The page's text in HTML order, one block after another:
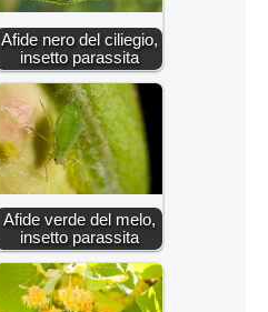
Afide nero del ciliegio,
insetto parassita
Afide verde del melo,
insetto parassita